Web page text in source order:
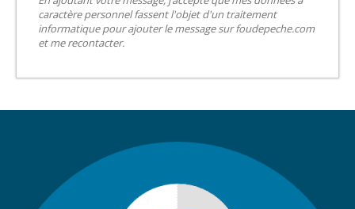
caractère personnel fassent l'objet d'un traitement
informatique pour ajouter le message sur foudepeche.com
et me recontacter.